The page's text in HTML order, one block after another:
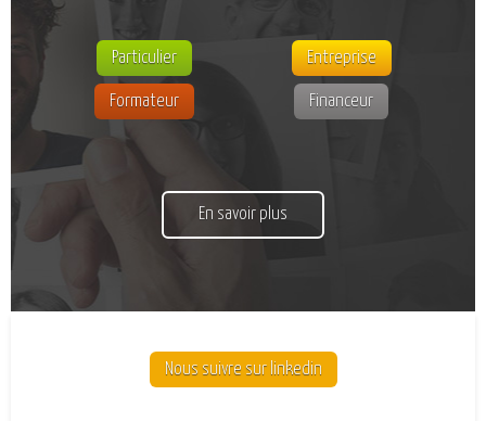
Particulier Entreprise
Formateur Financeur
En savoir plus
Nous suivre sur linkedin